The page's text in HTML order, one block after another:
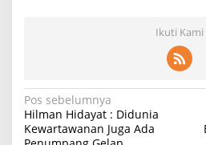
Ikuti Kami
N
a
Pos sebelumnya
Hilman Hidayat : Didunia
Kewartawanan Juga Ada